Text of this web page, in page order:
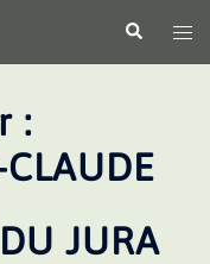
le
:
JURA